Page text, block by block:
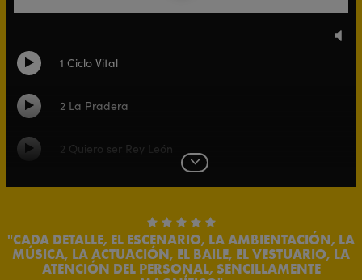
Switch song
1 Ciclo Vital
Switch song
2 La Pradera
Switch song
2 Quiero ser Rey León
3 Hakuna Matata
Switch song
5 Comer
Expand list
CADA DETALLE, EL ESCENARIO, LA AMBIENTACIÓN, LA
MÚSICA, LA ACTUACIÓN, EL BAILE, EL VESTUARIO, LA
ATENCIÓN DEL PERSONAL, SENCILLAMENTE